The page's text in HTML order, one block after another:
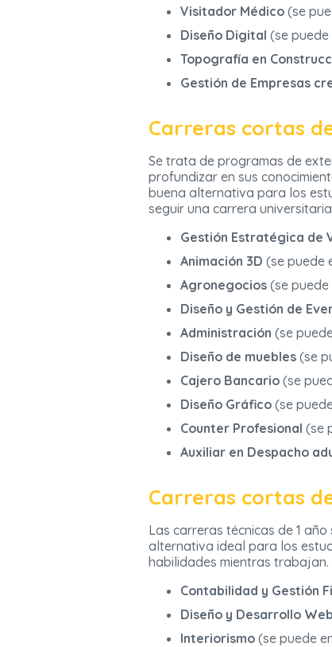
Visitador Médico (se
Diseño Digital (se
Topografía en
Gestión de Empresas
Carreras cortas
Se trata de programas de
profundizar en sus
buena alternativa para los
seguir una carrera
Gestión Estratégica de
Animación 3D (se puede
Agronegocios (se
Diseño y Gestión de
Administración (se
Diseño de muebles (se
Cajero Bancario (se
Diseño Gráfico (se
Counter Profesional (se
Auxiliar en Despacho
Carreras cortas
Las carreras técnicas de 1
alternativa ideal para los
habilidades mientras
Contabilidad y Gestión
Diseño y Desarrollo Web
Interiorismo (se puede